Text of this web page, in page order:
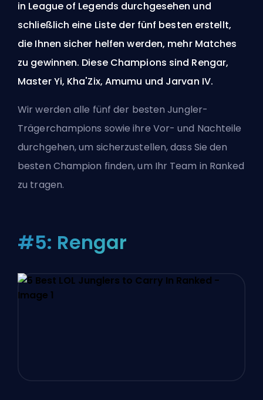
in League of Legends durchgesehen und
schließlich eine Liste der fünf besten erstellt,
die Ihnen sicher helfen werden, mehr Matches
zu gewinnen. Diese Champions sind Rengar,
Master Yi, Kha'Zix, Amumu und Jarvan IV.
Wir werden alle fünf der besten Jungler-
Trägerchampions sowie ihre Vor- und Nachteile
durchgehen, um sicherzustellen, dass Sie den
besten Champion finden, um Ihr Team in Ranked
zu tragen.
#5: Rengar